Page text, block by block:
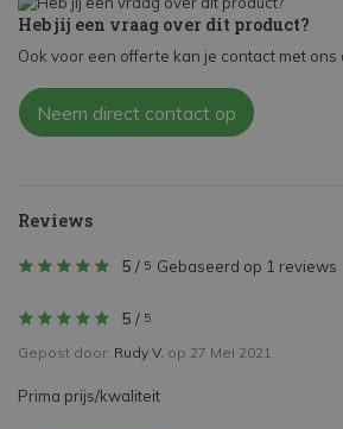
Heb jij een vraag over dit product?
Ook voor een offerte kan je contact met ons
Neem direct contact op
Reviews
5 / 5 Gebaseerd op 1 reviews
5 / 5
Gepost door: Rudy V. op 27 Mei 2021
Prima prijs/kwaliteit